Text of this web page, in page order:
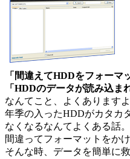
「間違えてHDDをフォーマ
「HDDのデータが読み込ま
なんてこと、よくありますよ
年季の入ったHDDがカタカ
なくなるなんてよくある話。
間違ってフォーマットをか
そんな時、データを簡単に